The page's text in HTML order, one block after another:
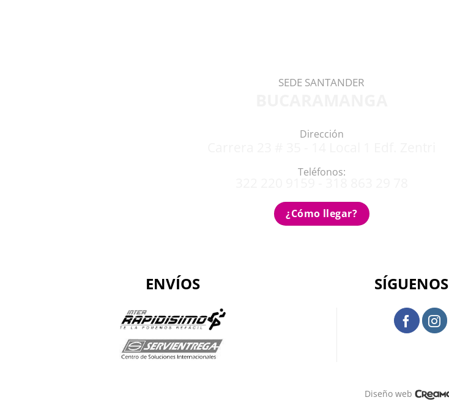
SEDE SANTANDER
Dirección
Teléfonos:
¿Cómo llegar?
ENVÍOS SÍGUENOS
Diseño web